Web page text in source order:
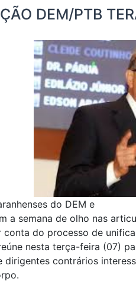
DEM/PTB
do DEM e
a semana de olho nas
conta do processo de
nesta terça-feira (07)
dirigentes contrários